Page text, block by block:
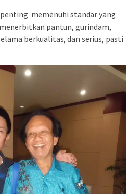
penting memenuhi standar yang
pantun, gurindam,
berkualitas, dan serius, pasti